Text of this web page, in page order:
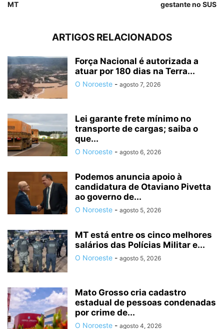
MT
gestante no SUS
ARTIGOS RELACIONADOS
Força Nacional é autorizada a
atuar por 180 dias na Terra...
O Noroeste - agosto 7, 2026
Lei garante frete mínimo no
transporte de cargas; saiba o
que...
O Noroeste - agosto 6, 2026
Podemos anuncia apoio à
candidatura de Otaviano Pivetta
ao governo de...
O Noroeste - agosto 5, 2026
MT está entre os cinco melhores
salários das Polícias Militar e...
O Noroeste - agosto 5, 2026
Mato Grosso cria cadastro
estadual de pessoas condenadas
por crime de...
O Noroeste - agosto 4, 2026